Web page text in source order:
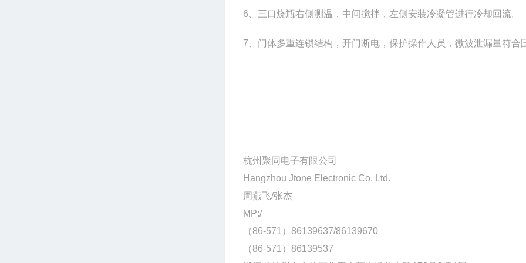
6 、三口烧瓶右侧测温，中间搅拌，左侧安装冷凝管进行冷却回流。
7 、门体多重连锁结构，开门断电，保护操作人员，微波泄漏量符合
杭州聚同电子有限公司
Hangzhou Jtone Electronic Co. Ltd.
周燕飞/张杰
MP:/
（86-571）86139637/86139670
（86-571）86139537